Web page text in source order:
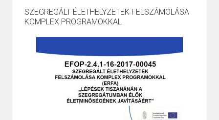
SZEGREGÁLT ÉLETHELYZETEK FELSZÁMOLÁSA
KOMPLEX PROGRAMOKKAL